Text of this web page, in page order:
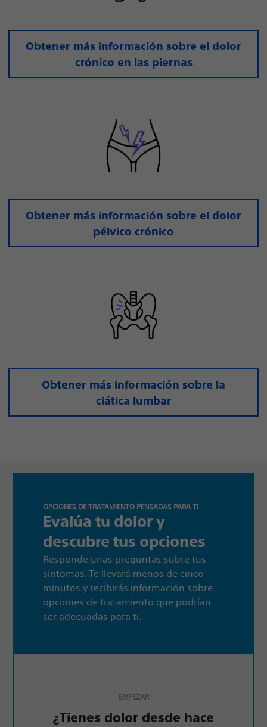
Obtener más información sobre el dolor
crónico en las piernas
Obtener más información sobre el dolor
pélvico crónico
Obtener más información sobre la
ciática lumbar
OPCIONES DE TRATAMIENTO PENSADAS PARA TI
Evalúa tu dolor y
descubre tus opciones
Responde unas preguntas sobre tus
síntomas. Te llevará menos de cinco
minutos y recibirás información sobre
opciones de tratamiento que podrían
ser adecuadas para ti.
EMPEZAR
¿Tienes dolor desde hace